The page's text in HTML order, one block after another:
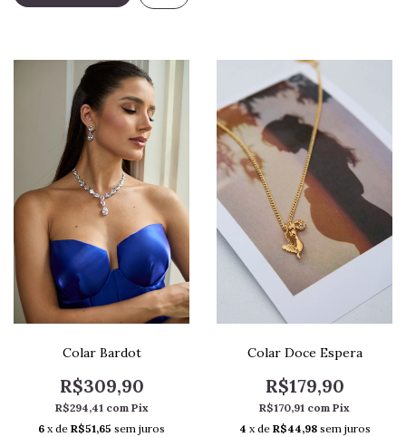
Colar Bardot
R$309,90
R$294,41 com Pix
6 x de R$51,65 sem juros
Colar Doce Espera
R$179,90
R$170,91 com Pix
4 x de R$44,98 sem juros